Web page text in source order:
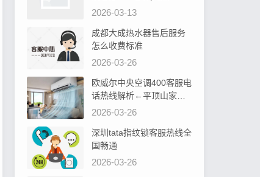
告诉你大金中央空调控制
2026-03-13
成都大成热水器售后服务
怎么收费标准
2026-03-26
欧威尔中央空调400客服电
话热线解析←平顶山家居
装修，中央空调安装攻略
2026-03-26
深圳tata指纹锁客服热线全
国畅通
2026-03-26